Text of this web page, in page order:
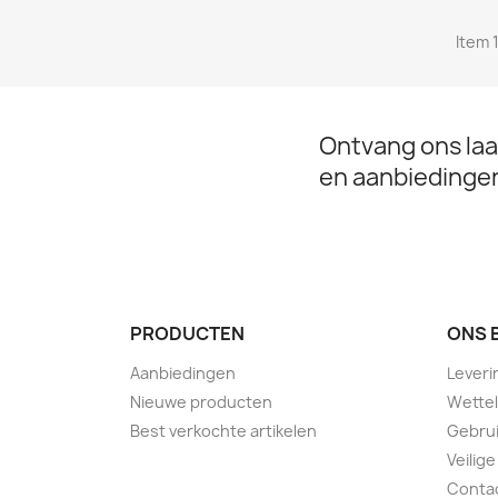
Item
Ontvang ons
en
PRODUCTEN
Aanbiedingen
Nieuwe producten
Best verkochte artikelen
ONS